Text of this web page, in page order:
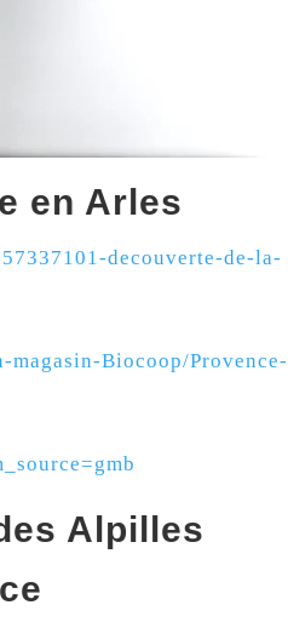
en Arles
decouverte-de-la-
Biocoop/Provence-
Alpilles